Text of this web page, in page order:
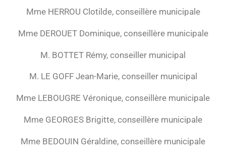
Mme HERROU Clotilde, conseillère municipale
Mme DEROUET Dominique, conseillère municipale
M. BOTTET Rémy, conseiller municipal
M. LE GOFF Jean-Marie, conseiller municipal
Mme LEBOUGRE Véronique, conseillère municipale
Mme GEORGES Brigitte, conseillère municipale
Mme BEDOUIN Géraldine, conseillère municipale